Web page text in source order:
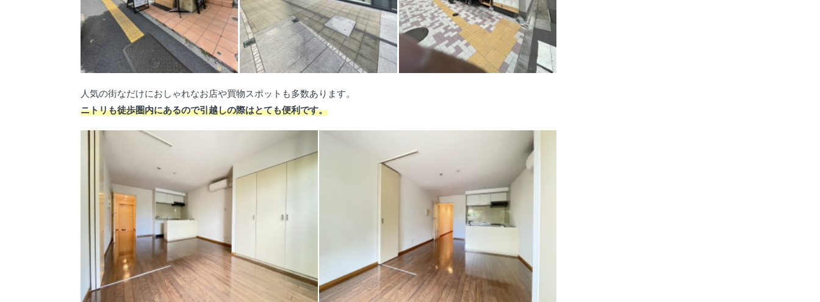
人気の街なだけにおしゃれなお店や買物スポットも多数あります。
ニトリも徒歩圏内にあるので引越しの際はとても便利です。